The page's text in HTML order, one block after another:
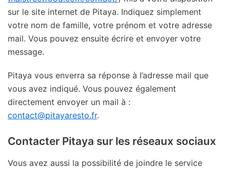
sur le site internet de Pitaya. Indiquez simplement
votre nom de famille, votre prénom et votre adresse
mail. Vous pouvez ensuite écrire et envoyer votre
message.
Pitaya vous enverra sa réponse à l’adresse mail que
vous avez indiqué. Vous pouvez également
directement envoyer un mail à :
contact@pitayaresto.fr.
Contacter Pitaya sur les réseaux sociaux
Vous avez aussi la possibilité de joindre le service